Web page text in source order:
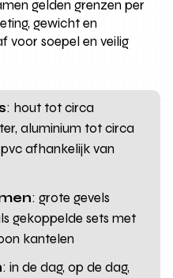
gelden grenzen per
gewicht en
voor soepel en veilig
: hout tot circa
aluminium tot circa
afhankelijk van
: grote gevels
gekoppelde sets met
kantelen
: in de dag, op de dag,